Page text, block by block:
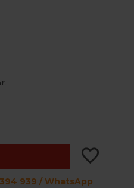
favorite_border
939 / WhatsApp